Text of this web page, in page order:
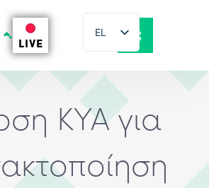
LIVE
EL
EN
ΚΥΑ για